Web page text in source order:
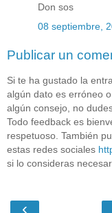
Don sos
08 septiembre,
Publicar un
Si te ha gustado la
algún dato es erróneo
algún consejo, no
Todo feedback es
respetuoso. También
estas redes sociales
si lo consideras
‹